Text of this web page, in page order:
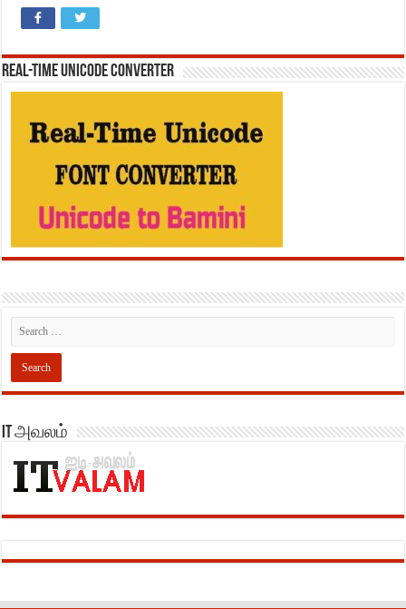
REAL-TIME UNICODE CONVERTER
IT அவலம்